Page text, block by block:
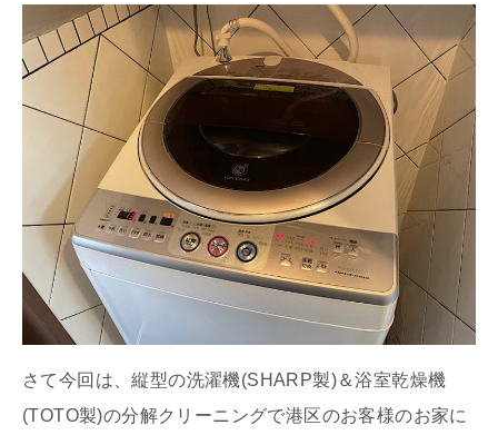
さて今回は、縦型の洗濯機(SHARP製)＆浴室乾燥機
(TOTO製)の分解クリーニングで港区のお客様のお家に